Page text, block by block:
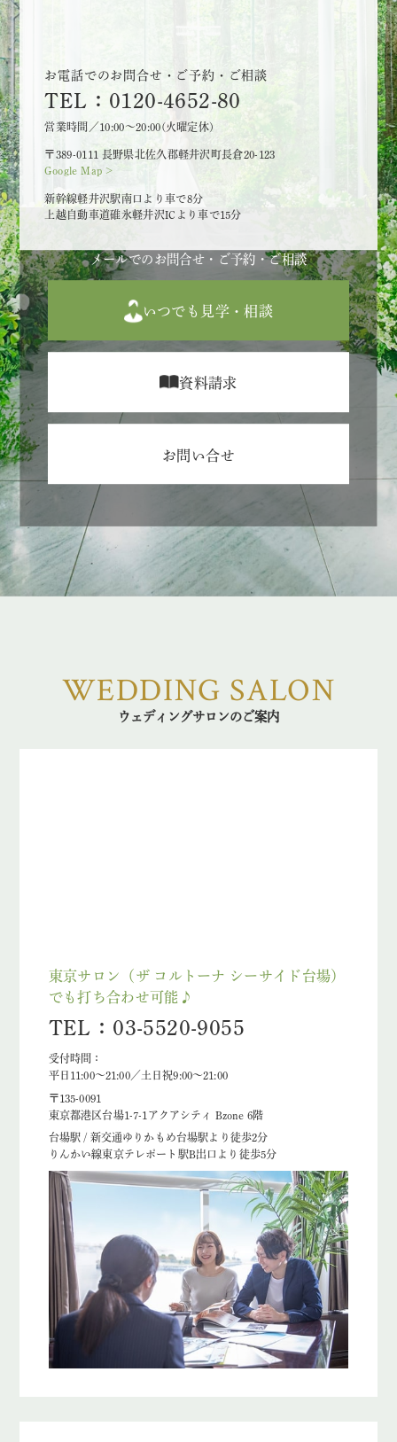
お電話でのお問合せ・ご予約・ご相談
TEL：0120-4652-80
営業時間／10:00～20:00(火曜定休)
〒389-0111 長野県北佐久郡軽井沢町長倉20-123
Google Map >
新幹線軽井沢駅南口より車で8分
上越自動車道碓氷軽井沢ICより車で15分
メールでのお問合せ・ご予約・ご相談
いつでも見学・相談
資料請求
お問い合せ
WEDDING SALON
ウェディングサロンのご案内
東京サロン（ザ コルトーナ シーサイド台場）
でも打ち合わせ可能♪
TEL：03-5520-9055
受付時間：
平日11:00～21:00／土日祝9:00～21:00
〒135-0091
東京都港区台場1-7-1アクアシティ Bzone 6階
台場駅 / 新交通ゆりかもめ台場駅より徒歩2分
りんかい線東京テレポート駅B出口より徒歩5分